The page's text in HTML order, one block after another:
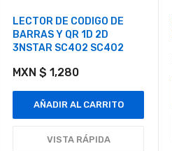
LECTOR DE CODIGO DE
BARRAS Y QR 1D 2D
3NSTAR SC402 SC402
MXN $ 1,280
AÑADIR AL CARRITO
VISTA RÁPIDA